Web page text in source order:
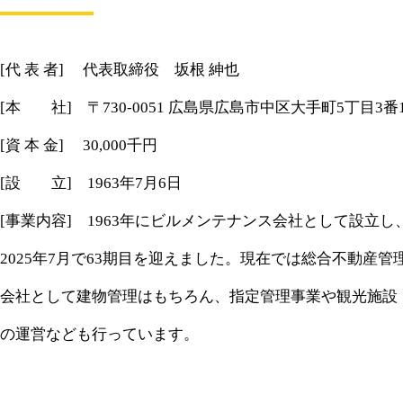
[代 表 者] 代表取締役 坂根 紳也
[本 社] 〒730-0051 広島県広島市中区大手町5丁目3番
[資 本 金] 30,000千円
[設 立] 1963年7月6日
[事業内容] 1963年にビルメンテナンス会社として設立し、
2025年7月で63期目を迎えました。現在では総合不動産管
会社として建物管理はもちろん、指定管理事業や観光施設
の運営なども行っています。